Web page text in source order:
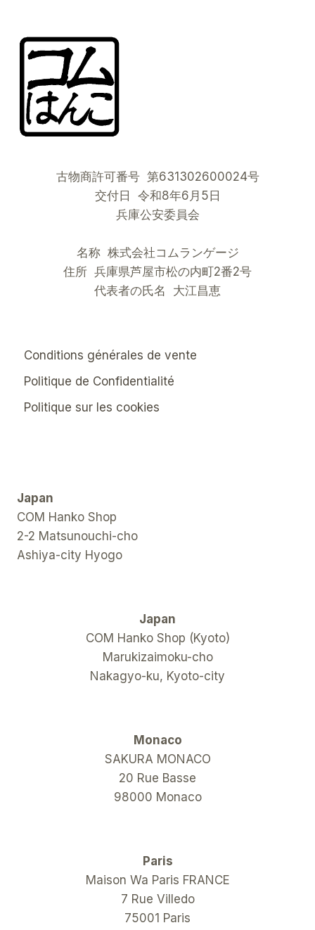
GUIDE
DES
SOUVENIRS
JAPONAIS
AUTHENTIQUES
古物商許可番号 第631302600024号
交付日 令和8年6月5日
兵庫公安委員会
名称 株式会社コムランゲージ
住所 兵庫県芦屋市松の内町2番2号
代表者の氏名 大江昌恵
Conditions générales de vente
Politique de Confidentialité
Politique sur les cookies
Japan
COM Hanko Shop
2-2 Matsunouchi-cho
Ashiya-city Hyogo
Japan
COM Hanko Shop (Kyoto)
Marukizaimoku-cho
Nakagyo-ku, Kyoto-city
Monaco
SAKURA MONACO
20 Rue Basse
98000 Monaco
Paris
Maison Wa Paris FRANCE
7 Rue Villedo
75001 Paris